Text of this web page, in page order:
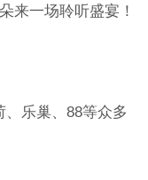
来一场聆听盛宴！
乐巢、88等众多